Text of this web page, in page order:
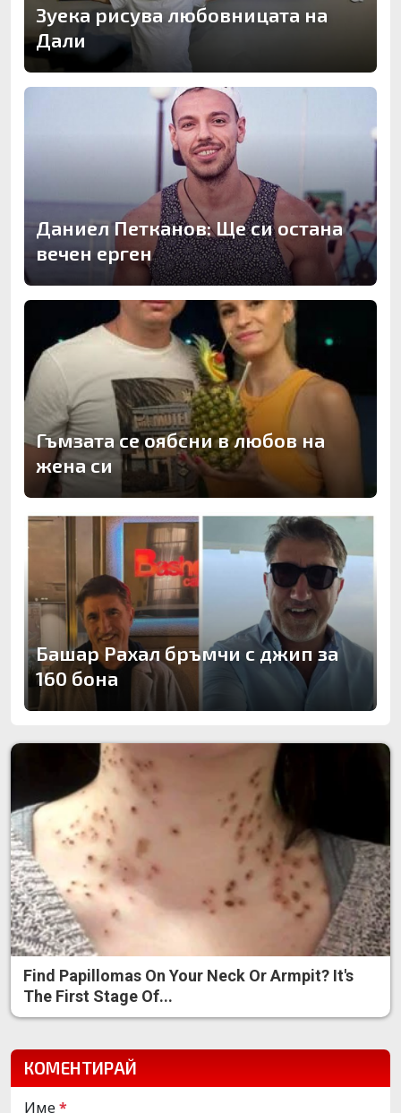
Зуека рисува любовницата на
Дали
Даниел Петканов: Ще си остана
вечен ерген
Гъмзата се оябсни в любов на
жена си
Башар Рахал бръмчи с джип за
160 бона
Find Papillomas On Your Neck Or Armpit? It's
The First Stage Of...
КОМЕНТИРАЙ
Име*